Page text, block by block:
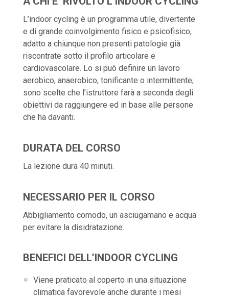
L’indoor cycling è un programma utile, divertente
e di grande coinvolgimento fisico e psicofisico,
adatto a chiunque non presenti patologie già
riscontrate sotto il profilo articolare e
cardiovascolare. Lo si può definire un lavoro
aerobico, anaerobico, tonificante o intermittente;
sono scelte che l’istruttore farà a seconda degli
obiettivi da raggiungere ed in base alle persone
che ha davanti.
DURATA DEL CORSO
La lezione dura 40 minuti.
NECESSARIO PER IL CORSO
Abbigliamento comodo, un asciugamano e acqua
per evitare la disidratazione.
BENEFICI DELL’INDOOR CYCLING
Viene praticato al coperto in una situazione
climatica favorevole anche durante i mesi